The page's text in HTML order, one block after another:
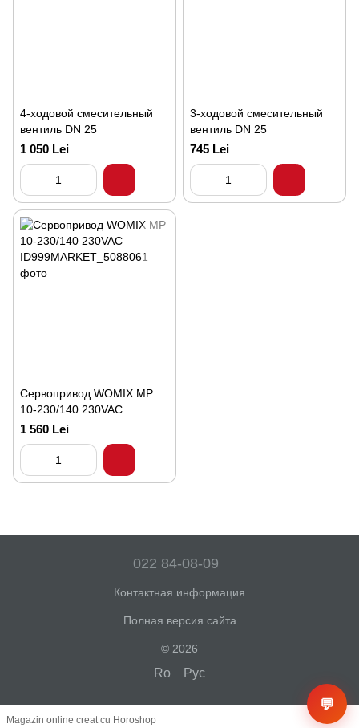
4-ходовой смесительный
вентиль DN 25
1 050 Lei
3-ходовой смесительный
вентиль DN 25
745 Lei
Сервопривод WOMIX MP
10-230/140 230VAC
1 560 Lei
022 84-08-09
Контактная информация
Полная версия сайта
© 2026
Ro Рус
Magazin online creat cu Horoshop
💬